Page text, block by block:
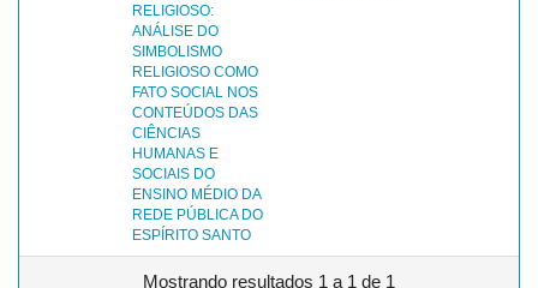
RELIGIOSO:
ANÁLISE DO
SIMBOLISMO
RELIGIOSO COMO
FATO SOCIAL NOS
CONTEÚDOS DAS
CIÊNCIAS
HUMANAS E
SOCIAIS DO
ENSINO MÉDIO DA
REDE PÚBLICA DO
ESPÍRITO SANTO
Mostrando resultados 1 a 1 de 1